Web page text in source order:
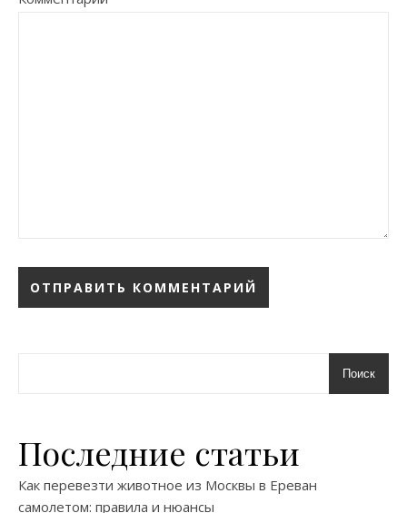
Поиск
Последние статьи
Как перевезти животное из Москвы в Ереван
самолетом: правила и нюансы